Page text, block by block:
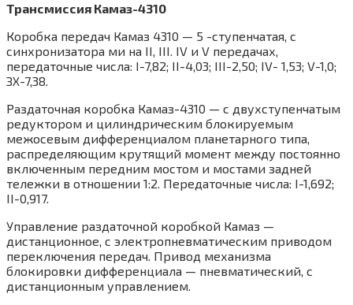
Трансмиссия Камаз-4310
Коробка передач Камаз 4310 — 5 -ступенчатая, с
синхронизатора ми на II, III. IV и V передачах,
передаточные числа: I-7,82; II-4,03; III-2,50; IV- 1,53; V-1,0;
ЗХ-7,38.
Раздаточная коробка Камаз-4310 — с двухступенчатым
редуктором и цилиндрическим блокируемым
межосевым дифференциалом планетарного типа,
распределяющим крутящий момент между постоянно
включенным передним мостом и мостами задней
тележки в отношении 1:2. Передаточные числа: I-1,692;
II-0,917.
Управление раздаточной коробкой Камаз —
дистанционное, с электропневматическим приводом
переключения передач. Привод механизма
блокировки дифференциала — пневматический, с
дистанционным управлением.